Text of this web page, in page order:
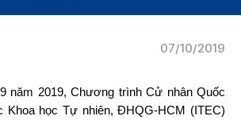
07/10/2019
năm 2019, Chương trình Cử nhân Quốc
Khoa học Tự nhiên, ĐHQG-HCM (ITEC)